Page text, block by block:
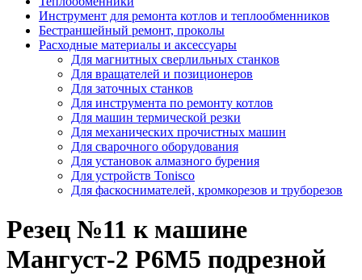
Инструмент для ремонта котлов и теплообменников
Бестраншейный ремонт, проколы
Расходные материалы и аксессуары
Для магнитных сверлильных станков
Для вращателей и позиционеров
Для заточных станков
Для инструмента по ремонту котлов
Для машин термической резки
Для механических прочистных машин
Для сварочного оборудования
Для установок алмазного бурения
Для устройств Tonisco
Для фаскоснимателей, кромкорезов и труборезов
Резец №11 к машине
Мангуст-2 Р6М5 подрезной